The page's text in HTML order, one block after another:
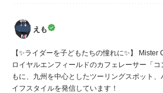
えも
【✨ライダーを子どもたちの憧れに✨】
ロイヤルエンフィールドのカフェレーサー「
もに、九州を中心としたツーリングスポット
イフスタイルを発信しています！